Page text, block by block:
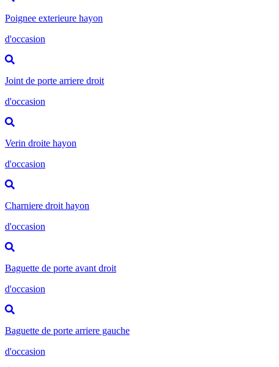
Poignee exterieure hayon
d'occasion
Joint de porte arriere droit
d'occasion
Verin droite hayon
d'occasion
Charniere droit hayon
d'occasion
Baguette de porte avant droit
d'occasion
Baguette de porte arriere gauche
d'occasion